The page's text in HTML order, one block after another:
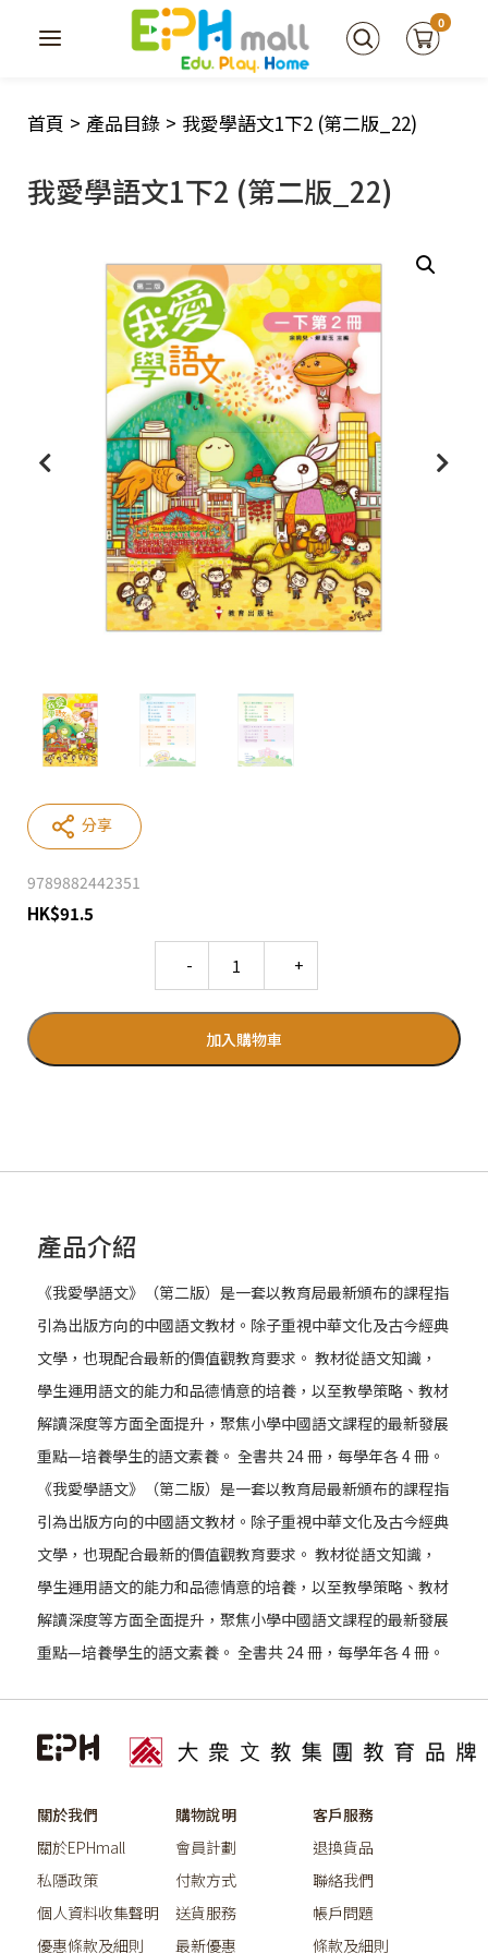
0
首頁 > 產品目錄 > 我愛學語文1下2 (第二版_22)
我愛學語文1下2 (第二版_22)
9789882442351
HK$91.5
加入購物車
分享
產品介紹
《我愛學語文》（第二版）是一套以教育局最新頒布的課程指
引為出版方向的中國語文教材。除子重視中華文化及古今經典
文學，也現配合最新的價值觀教育要求。 教材從語文知識，
學生運用語文的能力和品德情意的培養，以至教學策略、教材
解讀深度等方面全面提升，聚焦小學中國語文課程的最新發展
重點—培養學生的語文素養。 全書共 24 冊，每學年各 4 冊。
《我愛學語文》（第二版）是一套以教育局最新頒布的課程指
引為出版方向的中國語文教材。除子重視中華文化及古今經典
文學，也現配合最新的價值觀教育要求。 教材從語文知識，
學生運用語文的能力和品德情意的培養，以至教學策略、教材
解讀深度等方面全面提升，聚焦小學中國語文課程的最新發展
重點—培養學生的語文素養。 全書共 24 冊，每學年各 4 冊。
關於我們
關於EPHmall
私隱政策
個人資料收集聲明
優惠條款及細則
購物說明
會員計劃
付款方式
送貨服務
最新優惠
客戶服務
退換貨品
聯絡我們
帳戶問題
條款及細則